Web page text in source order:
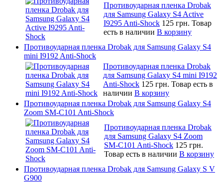
Противоударная пленка Drobak
для Samsung Galaxy S4 Active
I9295 Anti-Shock 125 грн. Товар
есть в наличии В корзину
Противоударная пленка Drobak для Samsung Galaxy S4
mini I9192 Anti-Shock
Противоударная пленка Drobak
для Samsung Galaxy S4 mini I9192
Anti-Shock 125 грн. Товар есть в
наличии В корзину
Противоударная пленка Drobak для Samsung Galaxy S4
Zoom SM-C101 Anti-Shock
Противоударная пленка Drobak
для Samsung Galaxy S4 Zoom
SM-C101 Anti-Shock 125 грн.
Товар есть в наличии В корзину
Противоударная пленка Drobak для Samsung Galaxy S V
G900